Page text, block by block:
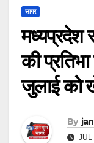
सागर
मध्यप्रदेश
की
जुलाई को
By
JUL